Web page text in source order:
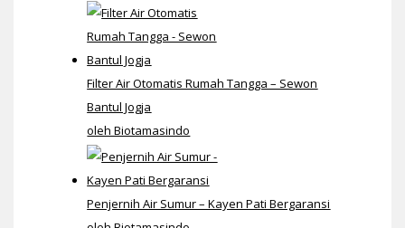
Filter Air Otomatis Rumah Tangga – Sewon
Bantul Jogja
oleh Biotamasindo
Penjernih Air Sumur – Kayen Pati Bergaransi